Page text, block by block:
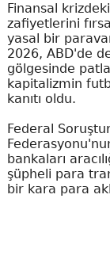
Finansal
zafiyetlerini
yasal bir
2026, ABD'de
gölgesinde
kapitalizmin
kanıtı oldu.
Federal
bankaları
şüpheli para
bir kara para